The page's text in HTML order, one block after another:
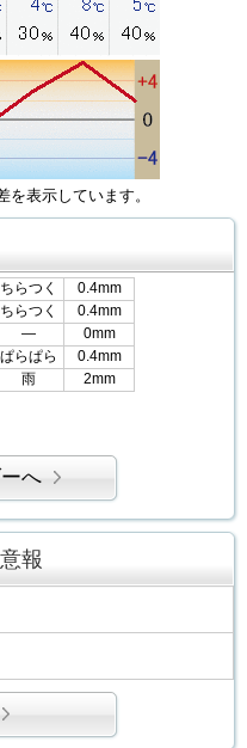
表示しています。
ちらつく
0.4mm
ちらつく
0.4mm
―
0mm
ぱらぱら
0.4mm
雨 2mm
へ
報